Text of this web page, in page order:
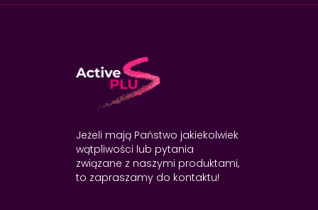
Jeżeli mają Państwo jakiekolwiek
wątpliwości lub pytania
związane z naszymi produktami,
to zapraszamy do kontaktu!